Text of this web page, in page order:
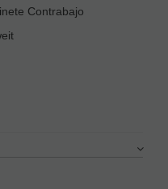
Contrabajo